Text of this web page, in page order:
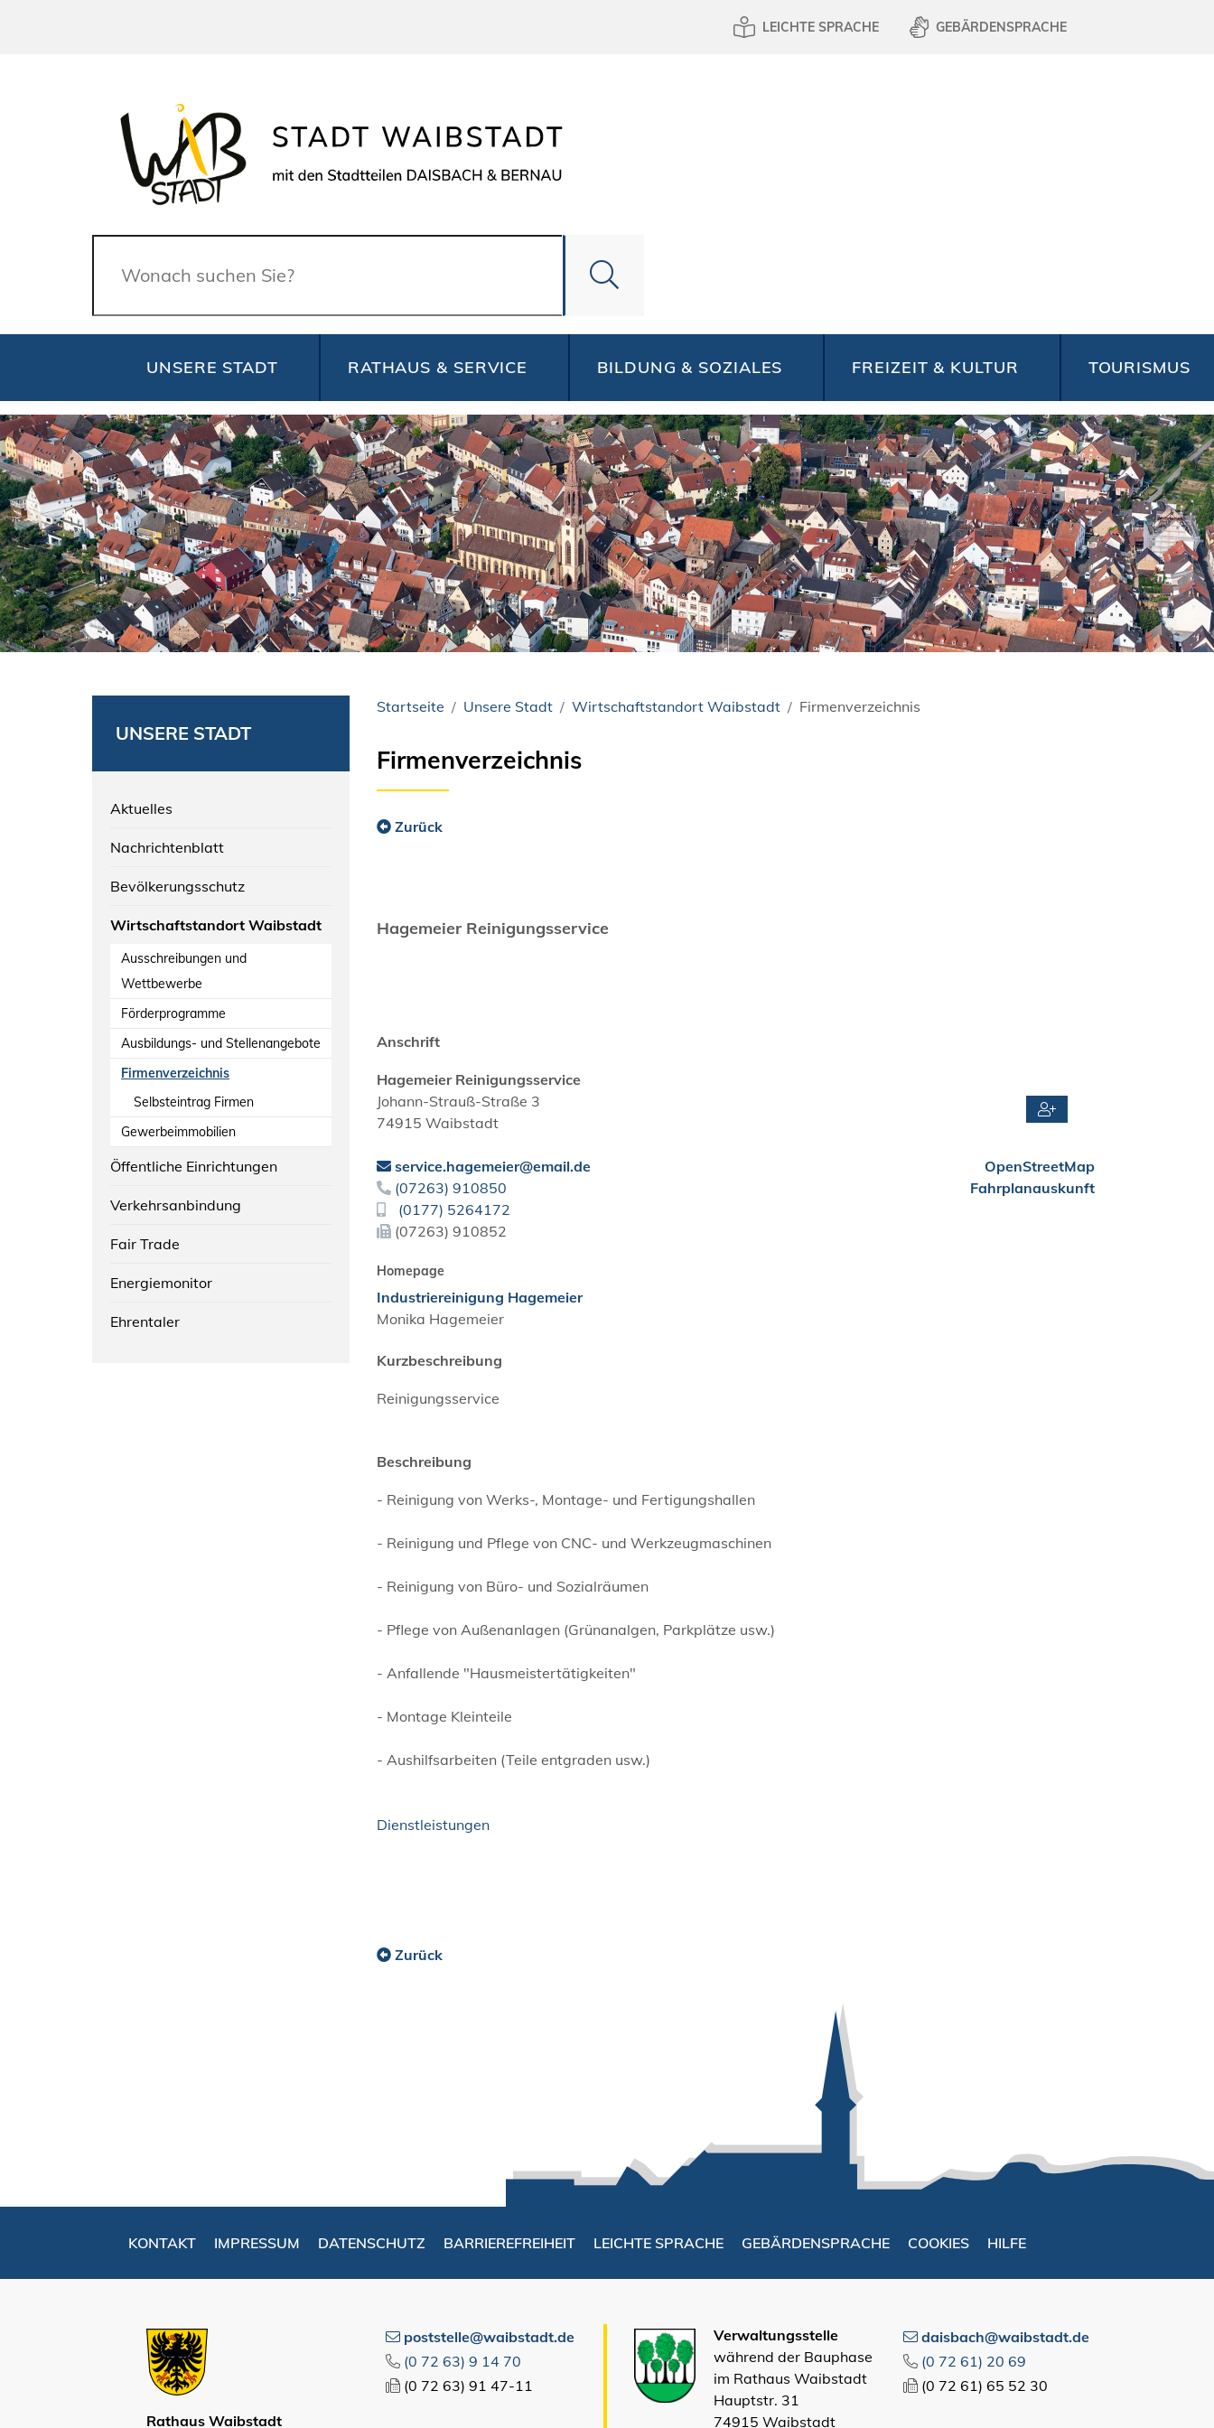
LEICHTE SPRACHE GEBÄRDENSPRACHE
Suche
UNSERE STADT RATHAUS & SERVICE BILDUNG & SOZIALES FREIZEIT & KULTUR TOURISMUS
UNSERE STADT
Aktuelles
Nachrichtenblatt
Bevölkerungsschutz
Wirtschaftstandort Waibstadt
Ausschreibungen und
Wettbewerbe
Förderprogramme
Ausbildungs- und Stellenangebote
Firmenverzeichnis
Selbsteintrag Firmen
Gewerbeimmobilien
Öffentliche Einrichtungen
Verkehrsanbindung
Fair Trade
Energiemonitor
Ehrentaler
Startseite Unsere Stadt Wirtschaftstandort Waibstadt Firmenverzeichnis
Firmenverzeichnis
Zurück
Hagemeier Reinigungsservice
Anschrift
Hagemeier Reinigungsservice
Johann-Strauß-Straße 3
74915 Waibstadt
OpenStreetMap
Fahrplanauskunft
service.hagemeier@email.de
(07263) 91 0850
(01 77) 52641 72
(07263) 91 0852
Homepage
Industriereinigung Hagemeier
Monika Hagemeier
Kurzbeschreibung
Reinigungsservice
Beschreibung
- Reinigung von Werks-, Montage- und Fertigungshallen
- Reinigung und Pflege von CNC- und Werkzeugmaschinen
- Reinigung von Büro- und Sozialräumen
- Pflege von Außenanlagen (Grünanalgen, Parkplätze usw.)
- Anfallende "Hausmeistertätigkeiten"
- Montage Kleinteile
- Aushilfsarbeiten (Teile entgraden usw.)
Dienstleistungen
Zurück
KONTAKT IMPRESSUM DATENSCHUTZ BARRIEREFREIHEIT LEICHTE SPRACHE GEBÄRDENSPRACHE COOKIES HILFE
Rathaus Waibstadt
poststelle@waibstadt.de
(0 72 63) 9 14 70
(0 72 63) 91 47-11
Verwaltungsstelle
während der Bauphase
im Rathaus Waibstadt
Hauptstr. 31
74915 Waibstadt
daisbach@waibstadt.de
(0 72 61) 20 69
(0 72 61) 65 52 30